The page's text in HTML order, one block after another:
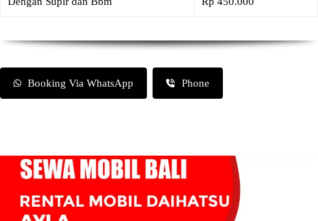
Booking Via WhatsApp Phone